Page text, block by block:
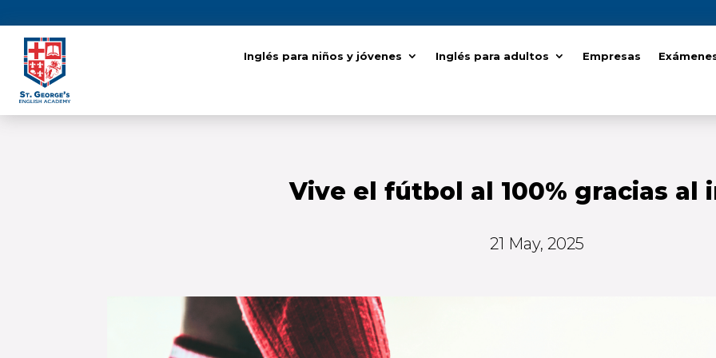
Inglés para niños y jóvenes Inglés para adultos Empresas
Inglés para niños y jóvenes Inglés para adultos Empresas
Vive el fútbol al 100% gracias al
21 May, 2025